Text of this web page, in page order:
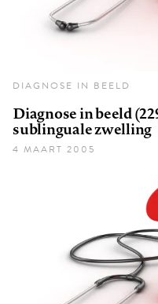
DIAGNOSE IN BEELD
Diagnose in beeld
sublinguale zwelling
4 MAART 2005